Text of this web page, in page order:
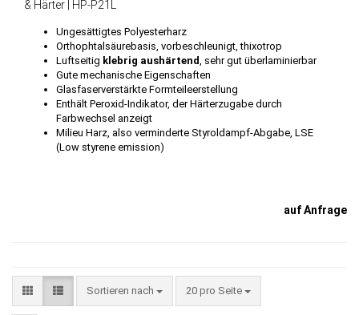
& Härter | HP-P21L
Ungesättigtes Polyesterharz
Orthophtalsäurebasis, vorbeschleunigt, thixotrop
Luftseitig klebrig aushärtend, sehr gut überlaminierbar
Gute mechanische Eigenschaften
Glasfaserverstärkte Formteileerstellung
Enthält Peroxid-Indikator, der Härterzugabe durch
Farbwechsel anzeigt
Milieu Harz, also verminderte Styroldampf-Abgabe, LSE
(Low styrene emission)
auf Anfrage
Sortieren nach
Sortieren nach 20 pro Seite
pro Seite